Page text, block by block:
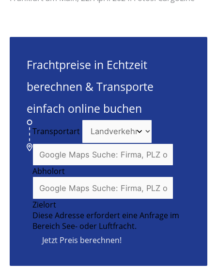
Frachtpreise in Echtzeit
berechnen & Transporte
einfach online buchen
Transportart
Abholort
Zielort
Diese Adresse erfordert eine Anfrage im
Bereich See- oder Luftfracht.
Jetzt Preis berechnen!